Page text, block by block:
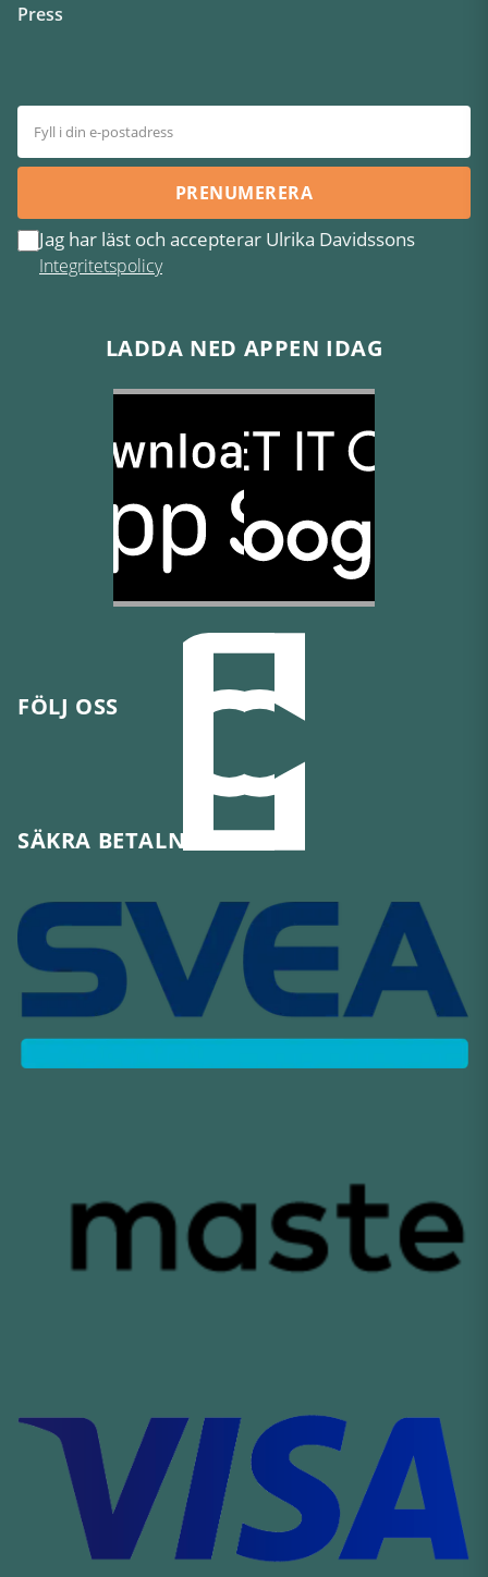
Press
PRENUMERERA
Jag har läst och accepterar Ulrika Davidssons
Integritetspolicy
LADDA NED APPEN IDAG
FÖLJ OSS
SÄKRA BETALNINGAR